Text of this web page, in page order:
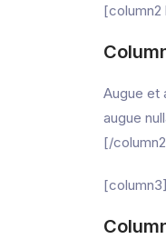
[column2
Augue et
augue
[/
[column3]